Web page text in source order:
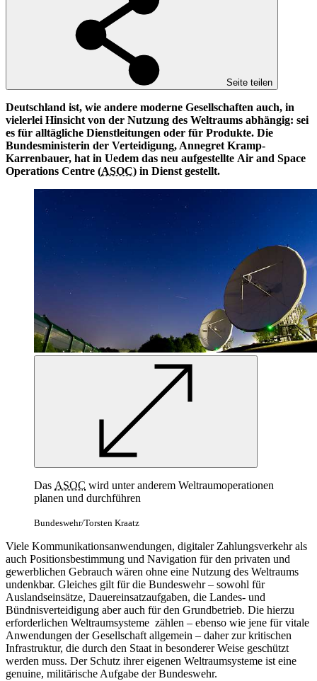
Seite teilen
Deutschland ist, wie andere moderne Gesellschaften auch, in
vielerlei Hinsicht von der Nutzung des Weltraums abhängig: sei
es für alltägliche Dienstleitungen oder für Produkte. Die
Bundesministerin der Verteidigung, Annegret Kramp-
Karrenbauer, hat in Uedem das neu aufgestellte Air and Space
Operations Centre (ASOC) in Dienst gestellt.
Das ASOC wird unter anderem Weltraumoperationen
planen und durchführen
Bundeswehr/Torsten Kraatz
Viele Kommunikationsanwendungen, digitaler Zahlungsverkehr als
auch Positionsbestimmung und Navigation für den privaten und
gewerblichen Gebrauch wären ohne eine Nutzung des Weltraums
undenkbar. Gleiches gilt für die Bundeswehr – sowohl für
Auslandseinsätze, Dauereinsatzaufgaben, die Landes- und
Bündnisverteidigung aber auch für den Grundbetrieb. Die hierzu
erforderlichen Weltraumsysteme zählen – ebenso wie jene für vitale
Anwendungen der Gesellschaft allgemein – daher zur kritischen
Infrastruktur, die durch den Staat in besonderer Weise geschützt
werden muss. Der Schutz ihrer eigenen Weltraumsysteme ist eine
genuine, militärische Aufgabe der Bundeswehr.